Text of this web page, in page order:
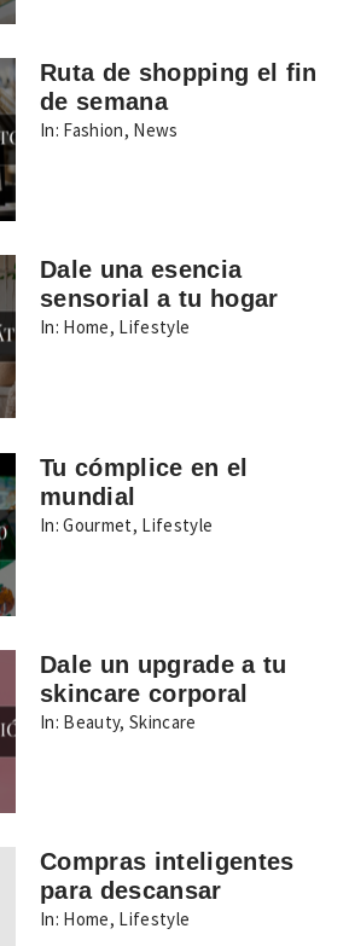
Ruta de shopping el fin
de semana
In: Fashion, News
Dale una esencia
sensorial a tu hogar
In: Home, Lifestyle
Tu cómplice en el
mundial
In: Gourmet, Lifestyle
Dale un upgrade a tu
skincare corporal
In: Beauty,Skincare
Compras inteligentes
para descansar
In: Home, Lifestyle